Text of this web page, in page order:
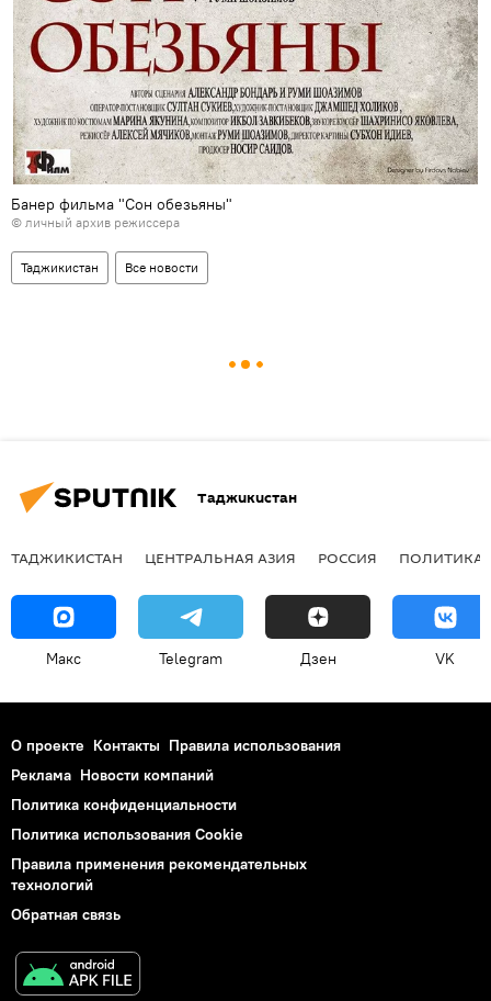
Банер фильма "Сон обезьяны"
© личный архив режиссера
Таджикистан Все новости
Таджикистан
ТАДЖИКИСТАН ЦЕНТРАЛЬНАЯ АЗИЯ РОССИЯ ПОЛИТИКА
Макс Telegram Дзен VK
О проекте Контакты Правила использования
Реклама Новости компаний
Политика конфиденциальности
Политика использования Cookie
Правила применения рекомендательных
технологий
Обратная связь